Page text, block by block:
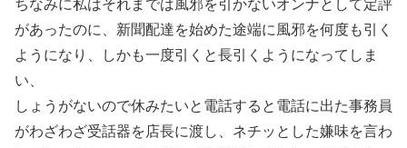
ちなみに私はそれまでは風邪を引かないオンナとして定評
があったのに、新聞配達を始めた途端に風邪を何度も引く
ようになり、しかも一度引くと長引くようになってしま
い、
しょうがないので休みたいと電話すると電話に出た事務員
がわざわざ受話器を店長に渡し、ネチッとした嫌味を言わ